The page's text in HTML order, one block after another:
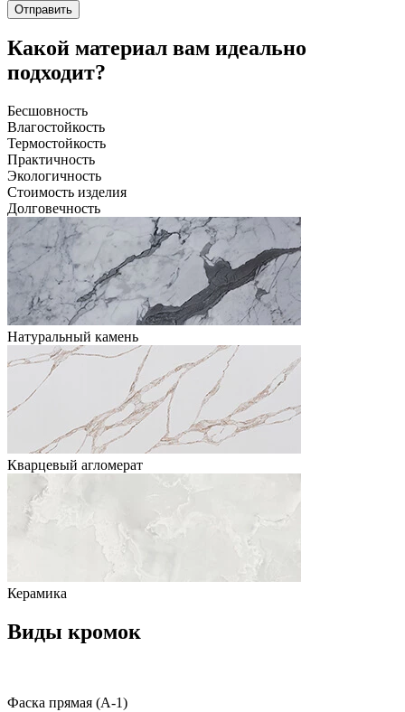
Отправить
Какой материал вам идеально
подходит?
Бесшовность
Влагостойкость
Термостойкость
Практичность
Экологичность
Стоимость изделия
Долговечность
Натуральный камень
Кварцевый агломерат
Керамика
Виды кромок
Фаска прямая (A-1)